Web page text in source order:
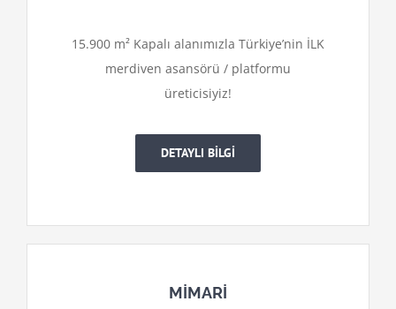
15.900 m² Kapalı alanımızla Türkiye’nin İLK
merdiven asansörü / platformu
üreticisiyiz!
DETAYLI BİLGİ
MİMARİ